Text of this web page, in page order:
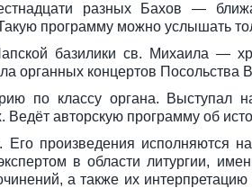
разных Бахов —
программу можно услышать
базилики св. Михаила —
органных концертов Посольства
по классу органа.
авторскую программу об
Его произведения исполняются
в области литургии,
а также их